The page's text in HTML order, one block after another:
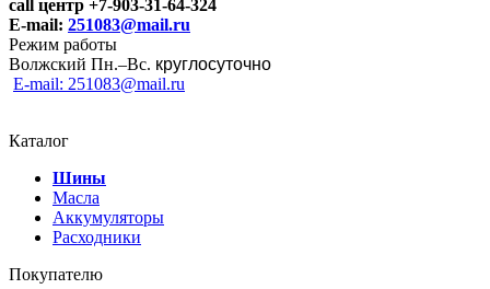
call центр +7-903-31-64-324
E-mail: 251083@mail.ru
Режим работы
Волжский Пн.–Вс. круглосуточно
E-mail: 251083@mail.ru
Каталог
Шины
Масла
Аккумуляторы
Расходники
Покупателю